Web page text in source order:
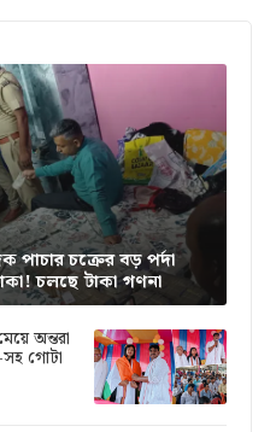
পাচার চক্রের বড় পর্দা
চলছে টাকা গণনা
অন্তরা
সহ গোটা